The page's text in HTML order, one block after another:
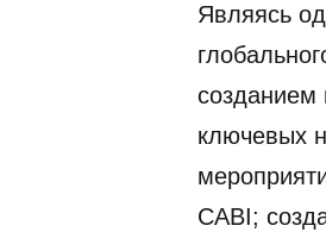
Являясь
созданием
ключевых
CABI;